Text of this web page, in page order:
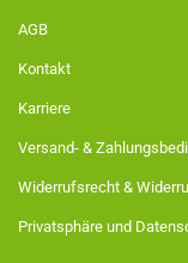
AGB
Kontakt
Karriere
Versand- &
Widerrufsrecht &
Privatsphäre und